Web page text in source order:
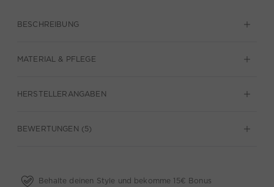
BESCHREIBUNG
MATERIAL & PFLEGE
HERSTELLERANGABEN
BEWERTUNGEN (5)
Behalte deinen Style und bekomme 15€ Bonus